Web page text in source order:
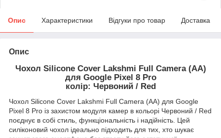
Опис Характеристики Відгуки про товар Доставка
Опис
Чохол Silicone Cover Lakshmi Full Camera (AA)
для Google Pixel 8 Pro
колір: Червоний / Red
Чохол Silicone Cover Lakshmi Full Camera (AA) для Google
Pixel 8 Pro із захистом модуля камер в кольорі Червоний / Red
поєднує в собі стиль, функціональність і надійність. Цей
силіконовий чохол ідеально підходить для тих, хто шукає